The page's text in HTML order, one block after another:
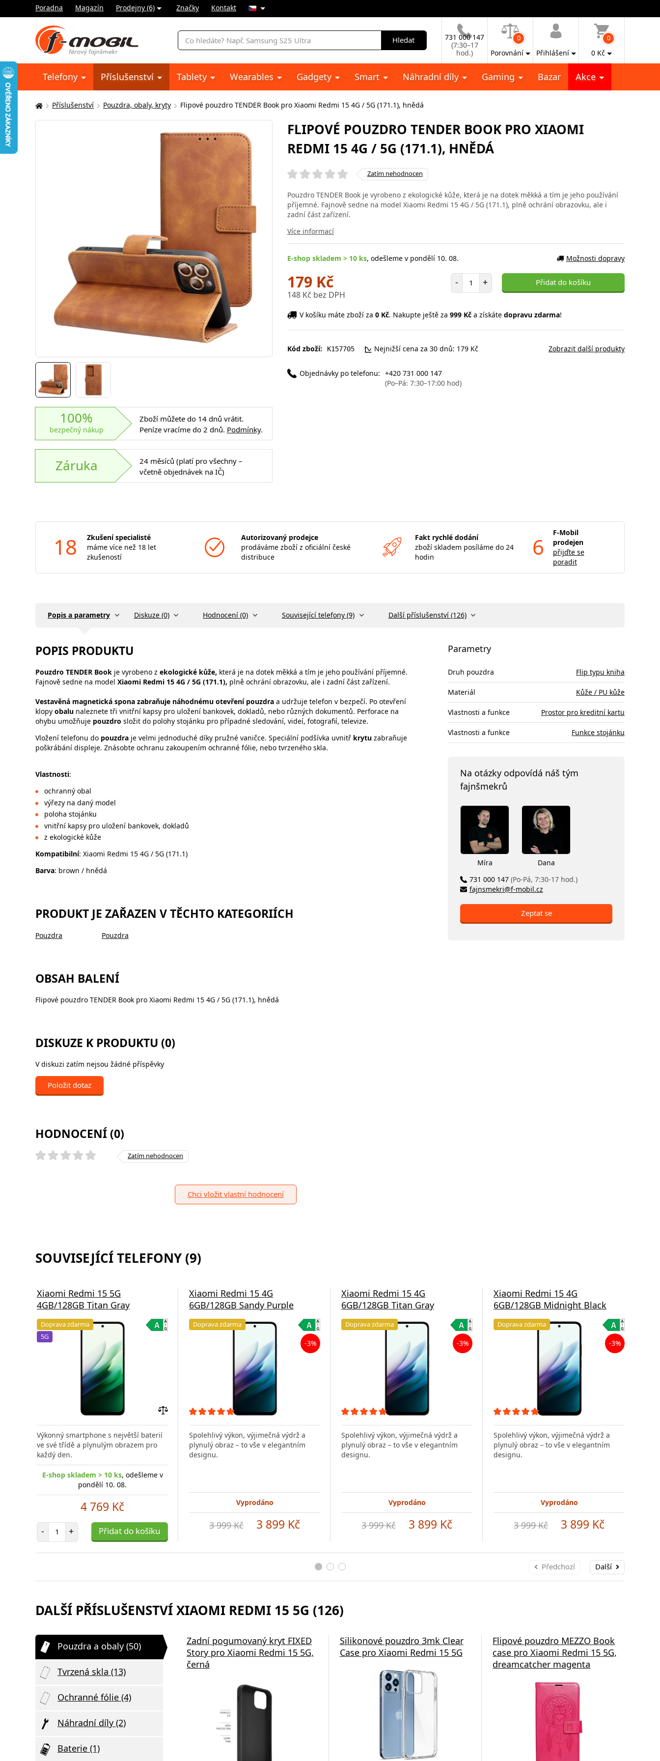
Poradna Magazín Prodejny (6) Značky Kontakt
Vyhledávání
Hledat
731 000 147
(7:30–17
hod.)
0
Porovnání Přihlášení
0
0 Kč
Telefony Příslušenství Tablety Wearables Gadgety Smart Náhradní díly Gaming Bazar Akce
Zde
se
Příslušenství Pouzdra, obaly, kryty Flipové pouzdro TENDER Book pro Xiaomi Redmi 15 4G / 5G (171.1), hnědá
100%
bezpečný nákup
Zboží můžete do 14 dnů vrátit.
Peníze vracíme do 2 dnů. Podmínky.
Záruka
24 měsíců (platí pro všechny –
včetně objednávek na IČ)
FLIPOVÉ POUZDRO TENDER BOOK PRO XIAOMI
REDMI 15 4G / 5G (171.1), HNĚDÁ
Zatím nehodnocen
Pouzdro TENDER Book je vyrobeno z ekologické kůže, která je na dotek měkká a tím je jeho používání
příjemné. Fajnově sedne na model Xiaomi Redmi 15 4G / 5G (171.1), plně ochrání obrazovku, ale i
zadní část zařízení.
Více informací
E-shop skladem > 10 ks, odešleme v pondělí 10. 08. Možnosti dopravy
179 Kč
148 Kč bez DPH
- Počet položek
+ Přidat do košíku
V košíku máte zboží za 0 Kč. Nakupte ještě za 999 Kča získáte dopravu zdarma!
Kód zboží: K157705 Nejnižší cena za 30 dnů: 179 Kč
Objednávky po telefonu: +420 731 000 147
(Po–Pá: 7:30–17:00 hod)
Zobrazit další produkty
18
Zkušení specialisté
máme více než 18 let
zkušeností
Autorizovaný prodejce
prodáváme zboží z oficiální české
distribuce
Fakt rychlé dodání
zboží skladem posíláme do 24
hodin
6
F-Mobil
prodejen
přijďte se
poradit
Popis a parametry Diskuze (0) Hodnocení (0) Související telefony (9) Další příslušenství (126)
POPIS PRODUKTU
Pouzdro TENDER Book je vyrobeno z ekologické kůže, která je na dotek měkká a tím je jeho používání příjemné.
Fajnově sedne na model Xiaomi Redmi 15 4G / 5G (171.1), plně ochrání obrazovku, ale i zadní část zařízení.
Vestavěná magnetická spona zabraňuje náhodnému otevření pouzdra a udržuje telefon v bezpečí. Po otevření
klopy obalu naleznete tři vnitřní kapsy pro uložení bankovek, dokladů, nebo různých dokumentů. Perforace na
ohybu umožňuje pouzdro složit do polohy stojánku pro případné sledování, videí, fotografií, televize.
Vložení telefonu do pouzdra je velmi jednoduché díky pružné vaničce. Speciální podšívka uvnitř krytu zabraňuje
poškrábání displeje. Znásobte ochranu zakoupením ochranné fólie, nebo tvrzeného skla.
Vlastnosti:
ochranný obal
výřezy na daný model
poloha stojánku
vnitřní kapsy pro uložení bankovek, dokladů
z ekologické kůže
Kompatibilní: Xiaomi Redmi 15 4G / 5G (171.1)
Barva: brown / hnědá
PRODUKT JE ZAŘAZEN V TĚCHTO KATEGORIÍCH
Pouzdra Pouzdra
OBSAH BALENÍ
Flipové pouzdro TENDER Book pro Xiaomi Redmi 15 4G / 5G (171.1), hnědá
DISKUZE K PRODUKTU (0)
V diskuzi zatím nejsou žádné příspěvky
Položit dotaz
HODNOCENÍ (0)
Zatím nehodnocen
Chci vložit vlastní hodnocení
Parametry
Druh pouzdra Flip typu kniha
Materiál Kůže / PU kůže
Vlastnosti a funkce Prostor pro kreditní kartu
Vlastnosti a funkce Funkce stojánku
Na otázky odpovídá náš tým
fajnšmekrů
Míra
Dana
731 000 147 (Po-Pá, 7:30-17 hod.)
fajnsmekri@f-mobil.cz
Zeptat se
SOUVISEJÍCÍ TELEFONY (9)
Xiaomi Redmi 15 5G
4GB/128GB Titan Gray
Doprava zdarma
5G
porovnání
Výkonný smartphone s největší baterií
ve své třídě a plynulým obrazem pro
každý den.
E-shop skladem > 10 ks, odešleme v
pondělí 10. 08.
4 769 Kč
- Počet položek
+ Přidat do košíku
Xiaomi Redmi 15 4G
6GB/128GB Sandy Purple
Doprava zdarma
-3%
Spolehlivý výkon, výjimečná výdrž a
plynulý obraz – to vše v elegantním
designu.
Vyprodáno
3 999 Kč 3 899 Kč
Xiaomi Redmi 15 4G
6GB/128GB Titan Gray
Doprava zdarma
-3%
Spolehlivý výkon, výjimečná výdrž a
plynulý obraz – to vše v elegantním
designu.
Vyprodáno
3 999 Kč 3 899 Kč
Xiaomi Redmi 15 4G
6GB/128GB Midnight Black
Doprava zdarma
-3%
Spolehlivý výkon, výjimečná výdrž a
plynulý obraz – to vše v elegantním
designu.
Vyprodáno
3 999 Kč 3 899 Kč
Předchozí Další
DALŠÍ PŘÍSLUŠENSTVÍ XIAOMI REDMI 15 5G (126)
Pouzdra a obaly (50)
Tvrzená skla (13)
Ochranné fólie (4)
Náhradní díly (2)
Baterie (1)
Zadní pogumovaný kryt FIXED
Story pro Xiaomi Redmi 15 5G,
černá
Silikonové pouzdro 3mk Clear
Case pro Xiaomi Redmi 15 5G
Flipové pouzdro MEZZO Book
case pro Xiaomi Redmi 15 5G,
dreamcatcher magenta